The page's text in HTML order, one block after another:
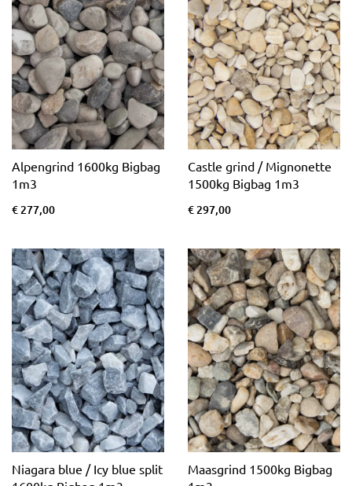
Alpengrind 1600kg Bigbag
1m3
€ 277,00
Castle grind / Mignonette
1500kg Bigbag 1m3
€ 297,00
Niagara blue / Icy blue split
Maasgrind 1500kg Bigbag